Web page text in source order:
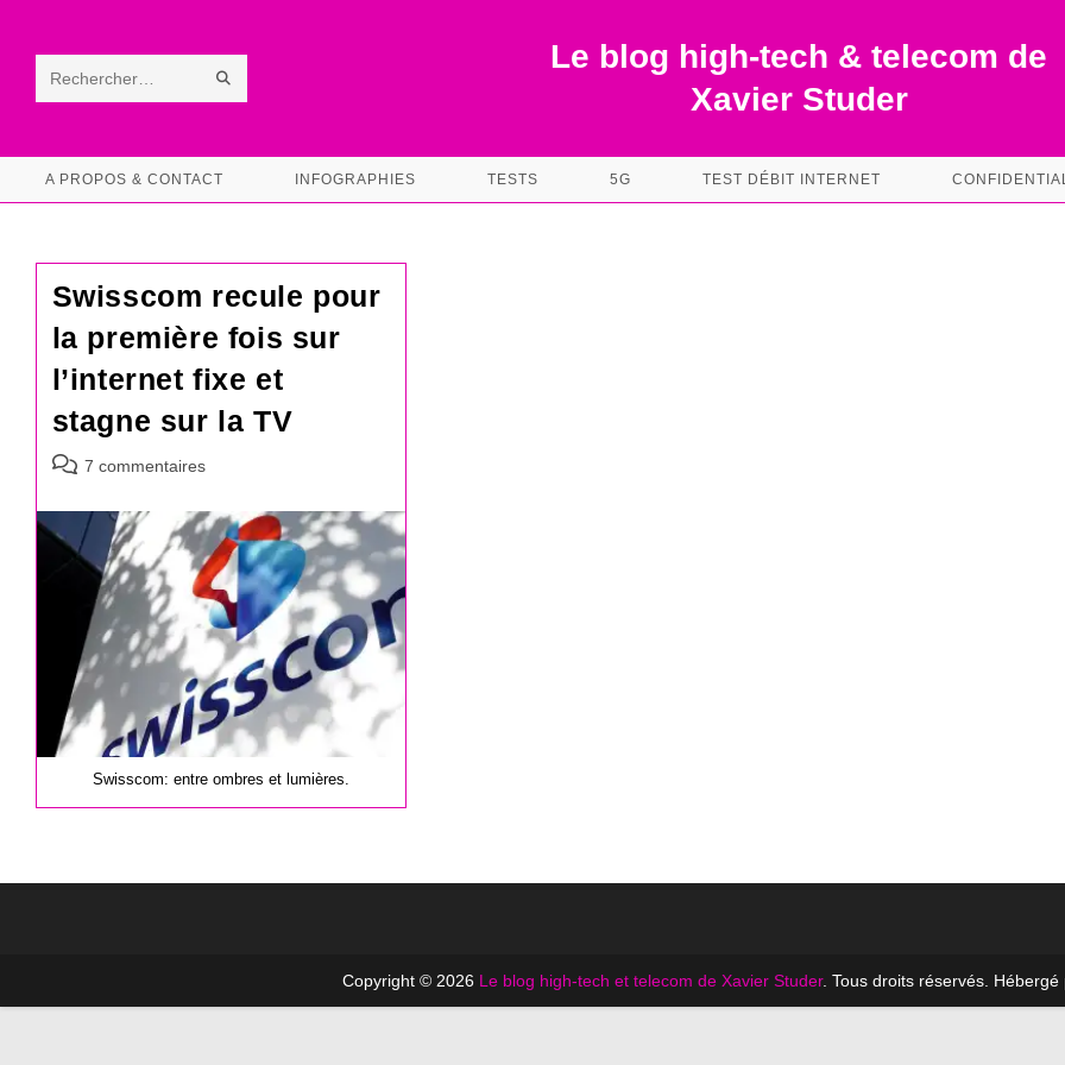
contentRechercher
ce RECHERCHE
Le blog high-tech & telecom de
Xavier Studer
A PROPOS & CONTACT INFOGRAPHIES TESTS 5G TEST DÉBIT INTERNET
Swisscom recule pour
la première fois sur
l’internet fixe et
stagne sur la TV
Commentaires
la
publication :
7 commentaires
Swisscom: entre ombres et lumières.
Copyright © 2026 Le blog high-tech et telecom de Xavier Studer. Tous droits réservés. Hébergé